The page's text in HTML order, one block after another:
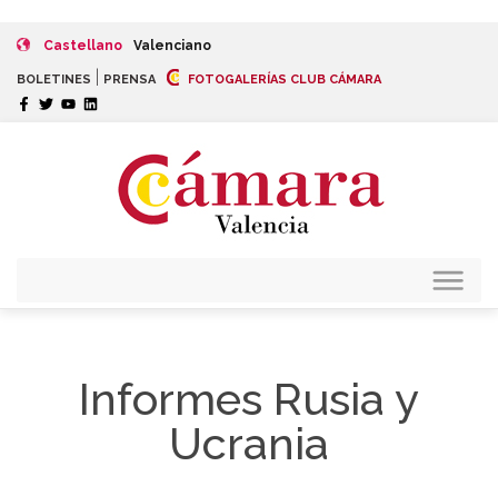
Castellano Valenciano
BOLETINES PRENSA FOTOGALERÍAS CLUB CÁMARA
Informes Rusia y
Ucrania